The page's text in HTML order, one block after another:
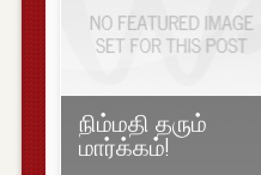
நிம்மதி தரும்
மார்க்கம்!